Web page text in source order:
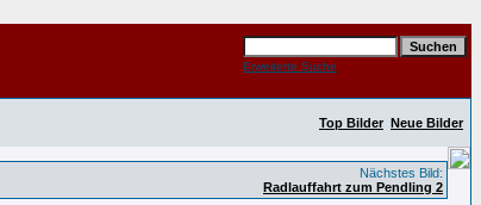
Erweiterte Suche
Top Bilder Neue Bilder
Nächstes Bild:
Radlauffahrt zum Pendling 2